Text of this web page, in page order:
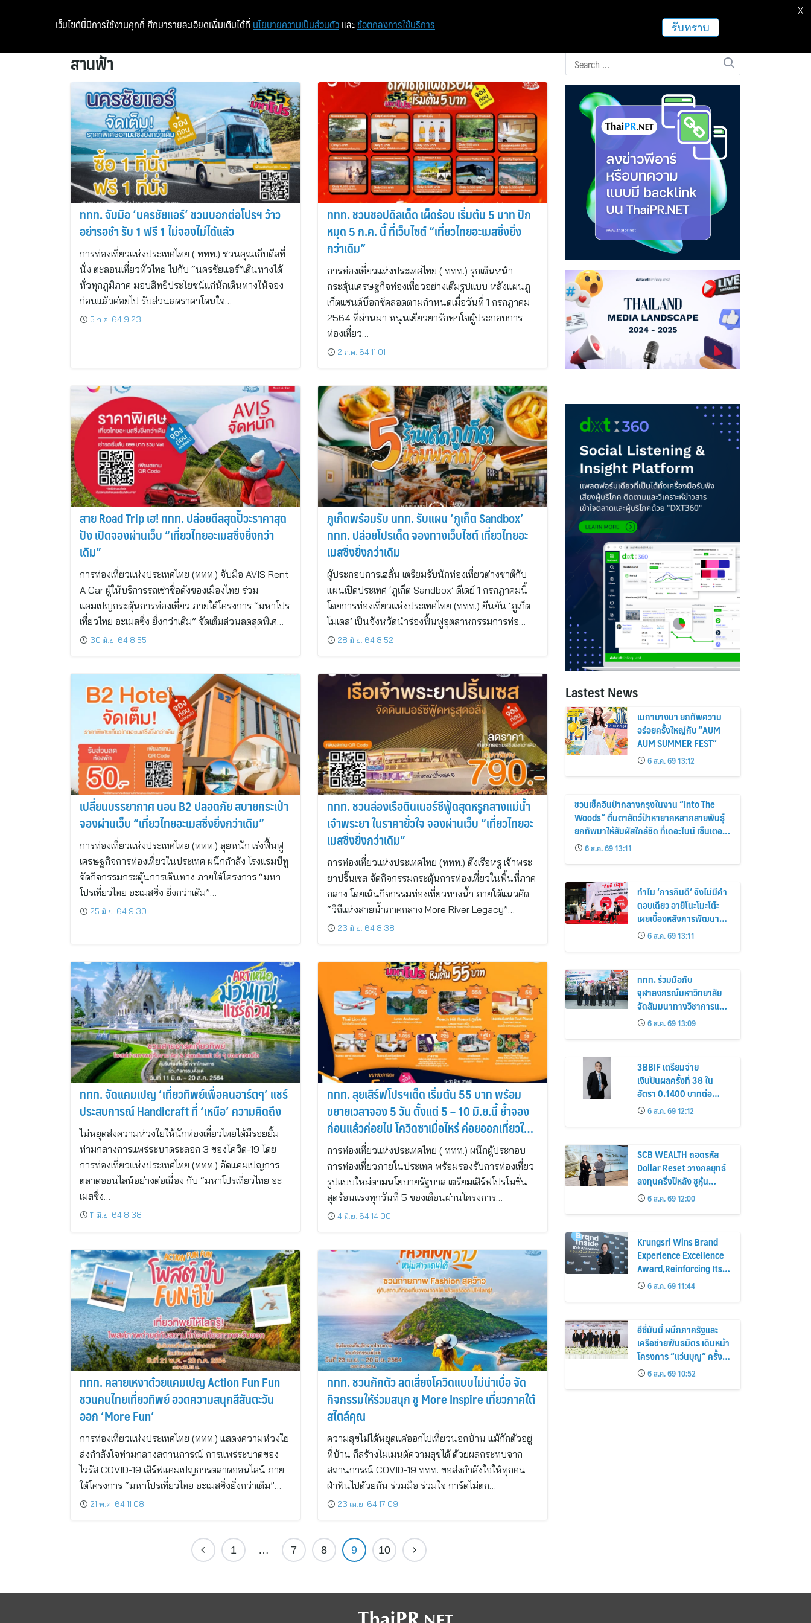
หน้าแรก ท่องเที่ยว ฝากข่าวประชาสัมพันธ์
สานฟ้า
ททท. จับมือ ‘นครชัยแอร์’ ชวนบอกต่อโปรฯ ว้าว
อย่ารอช้า รับ 1 ฟรี 1 ไม่จองไม่ได้แล้ว
การท่องเที่ยวแห่งประเทศไทย ( ททท.) ชวนคุณเก็บดีลที่
นั่ง ตะลอนเที่ยวทั่วไทย ไปกับ “นครชัยแอร์”เดินทางได้
ทั่วทุกภูมิภาค มอบสิทธิประโยชน์แก่นักเดินทางให้จอง
ก่อนแล้วค่อยไป รับส่วนลดราคาโดนใจ…
5 ก.ค. 64 9:23
ททท. ชวนชอปดีลเด็ด เผ็ดร้อน เริ่มต้น 5 บาท ปัก
หมุด 5 ก.ค. นี้ ที่เว็บไซต์ “เที่ยวไทยอะเมสซิ่งยิ่ง
กว่าเดิม”
การท่องเที่ยวแห่งประเทศไทย ( ททท.) รุกเดินหน้า
กระตุ้นเศรษฐกิจท่องเที่ยวอย่างเต็มรูปแบบ หลังแผนภู
เก็ตแซนด์บ็อกซ์คลอดตามกำหนดเมื่อวันที่ 1 กรกฎาคม
2564 ที่ผ่านมา หนุนเยียวยารักษาใจผู้ประกอบการ
ท่องเที่ยว…
2 ก.ค. 64 11:01
สาย Road Trip เฮ! ททท. ปล่อยดีลสุดปั๊วะราคาสุด
ปัง เปิดจองผ่านเว็บ “เที่ยวไทยอะเมสซิ่งยิ่งกว่า
เดิม”
การท่องเที่ยวแห่งประเทศไทย (ททท.) จับมือ AVIS Rent
A Car ผู้ให้บริการรถเช่าชื่อดังของเมืองไทย ร่วม
แคมเปญกระตุ้นการท่องเที่ยว ภายใต้โครงการ “มหาโปร
เที่ยวไทย อะเมสซิ่ง ยิ่งกว่าเดิม” จัดเต็มส่วนลดสุดพิเศ…
30 มิ.ย. 64 8:55
ภูเก็ตพร้อมรับ นทท. รับแผน ‘ภูเก็ต Sandbox’
ททท. ปล่อยโปรเด็ด จองทางเว็บไซต์ เที่ยวไทยอะ
เมสซิ่งยิ่งกว่าเดิม
ผู้ประกอบการเฮลั่น เตรียมรับนักท่องเที่ยวต่างชาติกับ
แผนเปิดประเทศ ‘ภูเก็ต Sandbox’ ดีเดย์ 1 กรกฎาคมนี้
โดยการท่องเที่ยวแห่งประเทศไทย (ททท.) ยืนยัน ‘ภูเก็ต
โมเดล’ เป็นจังหวัดนำร่องฟื้นฟูอุตสาหกรรมการท่อ…
28 มิ.ย. 64 8:52
เปลี่ยนบรรยากาศ นอน B2 ปลอดภัย สบายกระเป๋า
จองผ่านเว็บ “เที่ยวไทยอะเมสซิ่งยิ่งกว่าเดิม”
การท่องเที่ยวแห่งประเทศไทย (ททท.) ลุยหนัก เร่งฟื้นฟู
เศรษฐกิจการท่องเที่ยวในประเทศ ผนึกกำลัง โรงแรมบีทู
จัดกิจกรรมกระตุ้นการเดินทาง ภายใต้โครงการ “มหา
โปรเที่ยวไทย อะเมสซิ่ง ยิ่งกว่าเดิม”…
25 มิ.ย. 64 9:30
ททท. ชวนล่องเรือดินเนอร์ซีฟู้ดสุดหรูกลางแม่น้ำ
เจ้าพระยา ในราคายั่วใจ จองผ่านเว็บ “เที่ยวไทยอะ
เมสซิ่งยิ่งกว่าเดิม”
การท่องเที่ยวแห่งประเทศไทย (ททท.) ดึงเรือหรู เจ้าพระ
ยาปริ๊นเซส จัดกิจกรรมกระตุ้นการท่องเที่ยวในพื้นที่ภาค
กลาง โดยเน้นกิจกรรมท่องเที่ยวทางน้ำ ภายใต้แนวคิด
“วิถีแห่งสายน้ำภาคกลาง More River Legacy”…
23 มิ.ย. 64 8:38
ททท. จัดแคมเปญ ‘เที่ยวทิพย์เพื่อคนอาร์ตๆ’ แชร์
ประสบการณ์ Handicraft ที่ ‘เหนือ’ ความคิดถึง
ไม่หยุดส่งความห่วงใยให้นักท่องเที่ยวไทยได้มีรอยยิ้ม
ท่ามกลางการแพร่ระบาดระลอก 3 ของโควิด-19 โดย
การท่องเที่ยวแห่งประเทศไทย (ททท.) อัดแคมเปญการ
ตลาดออนไลน์อย่างต่อเนื่อง กับ “มหาโปรเที่ยวไทย อะ
เมสซิ่ง…
11 มิ.ย. 64 8:38
ททท. ลุยเสิร์ฟโปรฯเด็ด เริ่มต้น 55 บาท พร้อม
ขยายเวลาจอง 5 วัน ตั้งแต่ 5 – 10 มิ.ย.นี้ ย้ำจอง
ก่อนแล้วค่อยไป โควิดซาเมื่อไหร่ ค่อยออกเที่ยวให้
อะเมสซิ่งยิ่งกว่าเดิม
การท่องเที่ยวแห่งประเทศไทย ( ททท.) ผนึกผู้ประกอบ
การท่องเที่ยวภายในประเทศ พร้อมรองรับการท่องเที่ยว
รูปแบบใหม่ตามนโยบายรัฐบาล เตรียมเสิร์ฟโปรโมชั่น
สุดร้อนแรงทุกวันที่ 5 ของเดือนผ่านโครงการ…
4 มิ.ย. 64 14:00
ททท. คลายเหงาด้วยแคมเปญ Action Fun Fun
ชวนคนไทยเที่ยวทิพย์ อวดความสนุกสีสันตะวัน
ออก ‘More Fun’
การท่องเที่ยวแห่งประเทศไทย (ททท.) แสดงความห่วงใย
ส่งกำลังใจท่ามกลางสถานการณ์ การแพร่ระบาดของ
ไวรัส COVID-19 เสิร์ฟแคมเปญการตลาดออนไลน์ ภาย
ใต้โครงการ “มหาโปรเที่ยวไทย อะเมสซิ่งยิ่งกว่าเดิม”…
21 พ.ค. 64 11:08
ททท. ชวนกักตัว ลดเสี่ยงโควิดแบบไม่น่าเบื่อ จัด
กิจกรรมให้ร่วมสนุก ชู More Inspire เที่ยวภาคใต้
สไตล์คุณ
ความสุขไม่ได้หยุดแค่ออกไปเที่ยวนอกบ้าน แม้กักตัวอยู่
ที่บ้าน ก็สร้างโมเมนต์ความสุขได้ ด้วยผลกระทบจาก
สถานการณ์ COVID-19 ททท. ขอส่งกำลังใจให้ทุกคน
ฝ่าฟันไปด้วยกัน ร่วมมือ ร่วมใจ การ์ดไม่ตก…
23 เม.ย. 64 17:09
1 … 7 8 9 10
Lastest News
เมกาบางนา ยกทัพความ
อร่อยครั้งใหญ่กับ “AUM
AUM SUMMER FEST”
6 ส.ค. 69 13:12
ชวนเช็คอินป่ากลางกรุงในงาน “Into The
Woods” ตื่นตาสัตว์ป่าหายากหลากสายพันธุ์
ยกทัพมาให้สัมผัสใกล้ชิด ที่เดอะไนน์ เซ็นเตอร์
พระราม 9
6 ส.ค. 69 13:11
ทำไม ‘การกินดี’ จึงไม่มีคำ
ตอบเดียว อายิโนะโมะโต๊ะ
เผยเบื้องหลังการพัฒนา
ผลิตภัณฑ์เพื่อคนทุกไลฟ์
สไตล์
6 ส.ค. 69 13:11
ททท. ร่วมมือกับ
จุฬาลงกรณ์มหาวิทยาลัย
จัดสัมมนาทางวิชาการและ
การตลาดเชิงรุก แนะเคล็ด
ลับปรับธุรกิจท่องเที่ยวไทย
“ขายได้ ขายดี ขายนาน”
6 ส.ค. 69 13:09
3BBIF เตรียมจ่าย
เงินปันผลครั้งที่ 38 ใน
อัตรา 0.1400 บาทต่อ
หน่วย วันที่ 2 ก.ย. นี้
6 ส.ค. 69 12:12
SCB WEALTH ถอดรหัส
Dollar Reset วางกลยุทธ์
ลงทุนครึ่งปีหลัง ชูหุ้น
สหรัฐฯ-ตลาดเกิดใหม่ผนวก
บอนด์ระยะสั้น-กลางเสริม
พอร์ตแกร่ง
6 ส.ค. 69 12:00
Krungsri Wins Brand
Experience Excellence
Award,Reinforcing Its
“Make Life Simple”
Brand Promise
6 ส.ค. 69 11:44
อีซี่มันนี่ ผนึกภาครัฐและ
เครือข่ายพันธมิตร เดินหน้า
โครงการ “แว่นบุญ” ครั้งที่
2 มอบแว่นสายตาแก่
ประชาชน 600 คน ขยาย
โอกาสการมองเห็นสู่ชุมชน
6 ส.ค. 69 10:52
เว็บไซต์นี้มีการใช้งานคุกกี้ ศึกษารายละเอียดเพิ่มเติมได้ที่ นโยบายความเป็นส่วนตัว และ ข้อตกลงการใช้บริการ รับทราบ
X